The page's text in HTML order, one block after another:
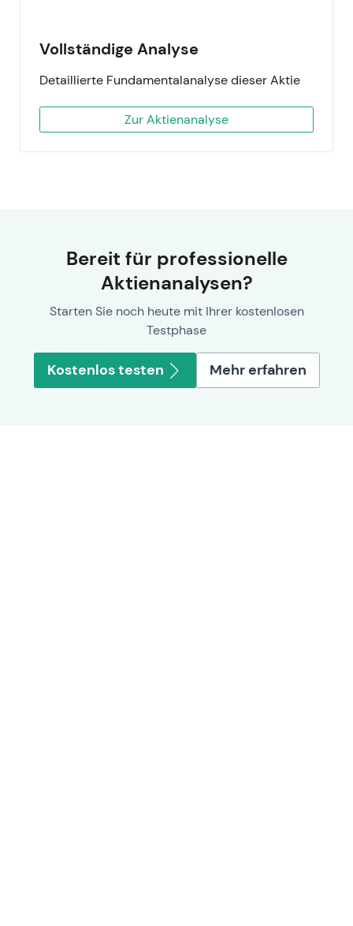
Vollständige Analyse
Detaillierte Fundamentalanalyse dieser Aktie
Zur Aktienanalyse
Bereit für professionelle
Aktienanalysen?
Starten Sie noch heute mit Ihrer kostenlosen
Testphase
Kostenlos testen Mehr erfahren